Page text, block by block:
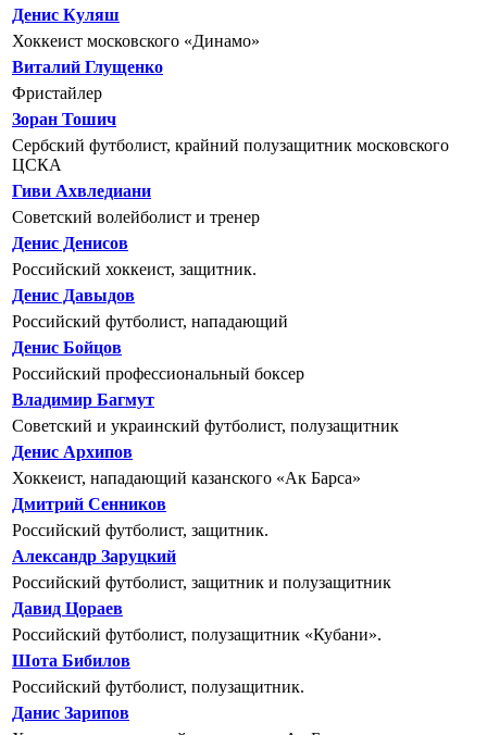
Денис Куляш
Хоккеист московского «Динамо»
Виталий Глущенко
Фристайлер
Зоран Тошич
Сербский футболист, крайний полузащитник московского
ЦСКА
Гиви Ахвледиани
Советский волейболист и тренер
Денис Денисов
Российский хоккеист, защитник.
Денис Давыдов
Российский футболист, нападающий
Денис Бойцов
Российский профессиональный боксер
Владимир Багмут
Советский и украинский футболист, полузащитник
Денис Архипов
Хоккеист, нападающий казанского «Ак Барса»
Дмитрий Сенников
Российский футболист, защитник.
Александр Заруцкий
Российский футболист, защитник и полузащитник
Давид Цораев
Российский футболист, полузащитник «Кубани».
Шота Бибилов
Российский футболист, полузащитник.
Данис Зарипов